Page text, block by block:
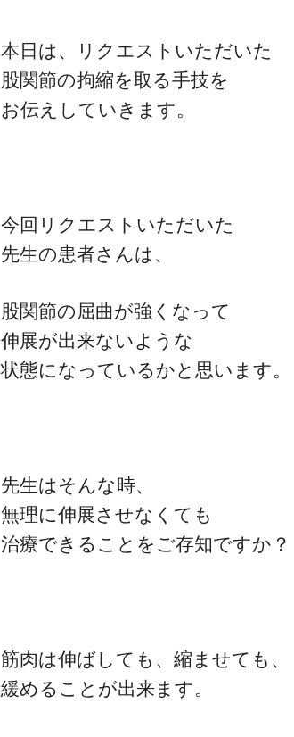
本日は、リクエストいただいた
股関節の拘縮を取る手技を
お伝えしていきます。
今回リクエストいただいた
先生の患者さんは、
股関節の屈曲が強くなって
伸展が出来ないような
状態になっているかと思います。
先生はそんな時、
無理に伸展させなくても
治療できることをご存知ですか？
筋肉は伸ばしても、縮ませても、
緩めることが出来ます。